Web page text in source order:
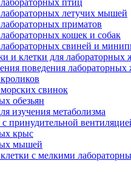
птиц
летучих мышей
приматов
кошек и собак
свиней и
и клетки для лабораторных
поведения
свинок
обезьян
изучения метаболизма
принудительной
крыс
мышей
с мелкими